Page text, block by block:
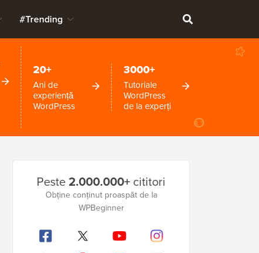
#Trending
20+
Ani de
experiență
WordPress
3000+
Tutoriale
WordPress
de la experți
laterală
Peste2.000.000+ cititori
Obține conținut proaspăt de la
WPBeginner